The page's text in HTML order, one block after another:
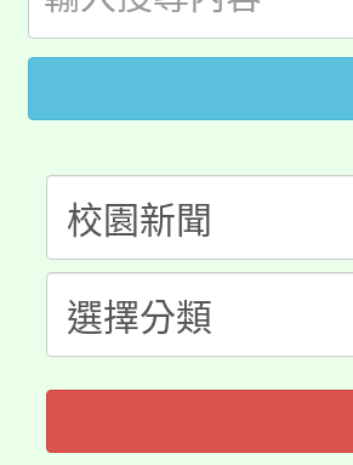
開!
115年桃園
田徑場及游
桃園市低收
視費優惠，
半價優惠，
者。
大園自造教
份教師增能研
大溪自造教
份教師研習
淨零綠生活
會